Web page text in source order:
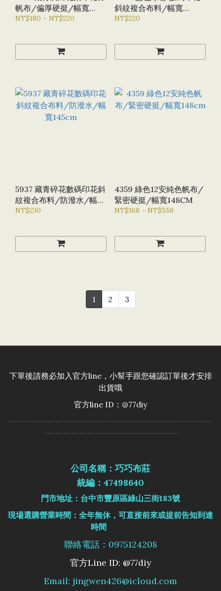
帆布/偏厚硬挺/幅寬
147CM
NT$180 ~ NT$220
斜紋複合布料/幅寬
145CM
NT$220
5937 藏青碎花數碼印花斜
紋複合布料/防潑水/幅寬
145CM
NT$230
4359 綠色12安純色帆布/
緊密硬挺/幅寬148CM
NT$168 ~ NT$558
1 2 3
下單後請務必加入官方line，小幫手跟您確認訂單後才安排
出貨哦
官方line ID：@77diy
----------------------------------------------------
----------------------------------
公司名稱：巧巧布莊
統編：47498640
門市地址：台中市豐原區綠山三街183號
現場選購營業時間：全年無休，可直接前來或提前告知到達
時間
聯絡電話：0975124208
官方Line ID: @77diy
Email: jingwen426@icloud.com